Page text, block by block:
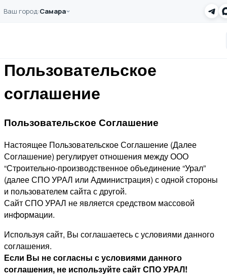
Перейти к основному содержанию
Ваш город:Самара
Пользовательское
соглашение
Пользовательское Соглашение
Настоящее Пользовательское Соглашение (Далее
Соглашение) регулирует отношения между ООО
“Строительно-производственное объединение “Урал”
(далее СПО УРАЛ или Администрация) с одной стороны
и пользователем сайта с другой.
Сайт СПО УРАЛ не является средством массовой
информации.
Используя сайт, Вы соглашаетесь с условиями данного
соглашения.
Если Вы не согласны с условиями данного
соглашения, не используйте сайт СПО УРАЛ!